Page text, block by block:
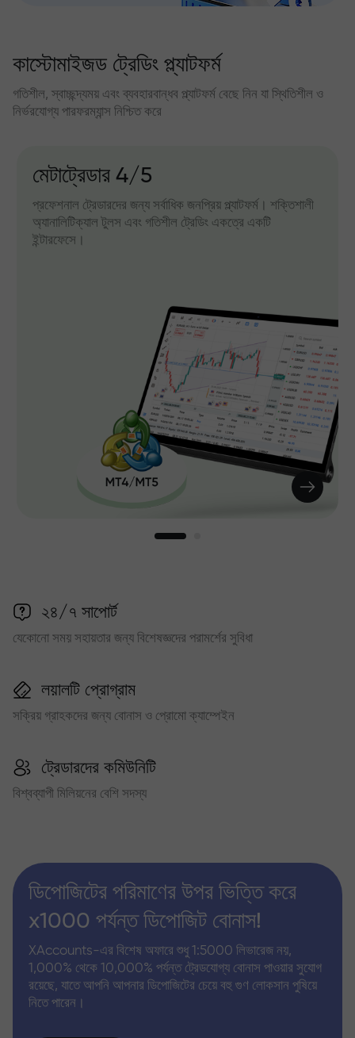
কাস্টোমাইজড ট্রেডিং প্ল্যাটফর্ম
গতিশীল, স্বাচ্ছন্দ্যময় এবং ব্যবহারবান্ধব প্ল্যাটফর্ম বেছে নিন যা স্থিতিশীল ও
নির্ভরযোগ্য পারফরম্যান্স নিশ্চিত করে
মেটাট্রেডার 4/5
প্রফেশনাল ট্রেডারদের জন্য সর্বাধিক জনপ্রিয় প্ল্যাটফর্ম। শক্তিশালী
অ্যানালিটিক্যাল টুলস এবং গতিশীল ট্রেডিং একত্রে একটি
ইন্টারফেসে।
২৪/৭ সাপোর্ট
যেকোনো সময় সহায়তার জন্য বিশেষজ্ঞদের পরামর্শের সুবিধা
লয়ালটি প্রোগ্রাম
সক্রিয় গ্রাহকদের জন্য বোনাস ও প্রোমো ক্যাম্পেইন
ট্রেডারদের কমিউনিটি
বিশ্বব্যাপী মিলিয়নের বেশি সদস্য
ডিপোজিটের পরিমাণের উপর ভিত্তি করে
x1000 পর্যন্ত ডিপোজিট বোনাস!
XAccounts-এর বিশেষ অফারে শুধু 1:5000 লিভারেজ নয়,
1,000% থেকে 10,000% পর্যন্ত ট্রেডযোগ্য বোনাস পাওয়ার সুযোগ
রয়েছে, যাতে আপনি আপনার ডিপোজিটের চেয়ে বহু গুণ লোকসান পুষিয়ে
নিতে পারেন।